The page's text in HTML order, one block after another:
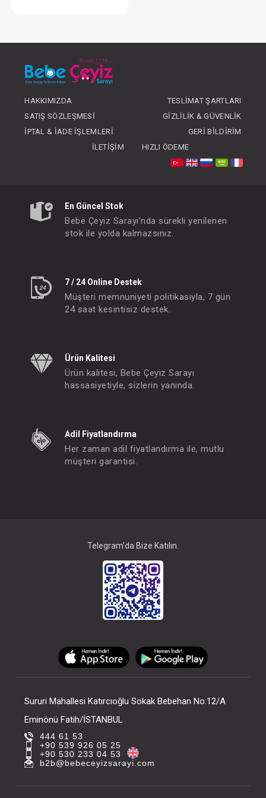
OLUNUZ
HAKKIMIZDA
TESLIMAT ŞARTLARI
SATIŞ SÖZLEŞMESI
GIZLILIK & GÜVENLIK
İPTAL & İADE İŞLEMLERI
GERI BILDIRIM
İLETIŞIM
HIZLI ÖDEME
En Güncel Stok
Bebe Çeyiz Sarayı'nda sürekli yenilenen
stok ile yolda kalmazsınız.
7 / 24 Online Destek
Müşteri memnuniyeti politikasıyla, 7 gün
24 saat kesintisiz destek.
Ürün Kalitesi
Ürün kalitesi, Bebe Çeyiz Sarayı
hassasiyetiyle, sizlerin yanında.
Adil Fiyatlandırma
Her zaman adil fiyatlandırma ile, mutlu
müşteri garantisi.
Telegram'da Bize Katılın.
Sururi Mahallesi Katırcıoğlu Sokak Bebehan No:12/A
Eminönü Fatih/İSTANBUL
444 61 53
+90 539 926 05 25
+90 530 233 04 53
b2b@bebeceyizsarayi.com